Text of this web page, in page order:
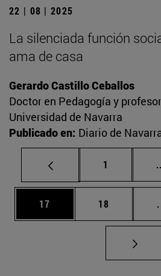
22 | 08 | 2025
La silenciada función
ama de casa
Gerardo Castillo Ceballos
Doctor en Pedagogía y
Universidad de Navarra
Publicado en: Diario de
Página
1
Página
17 Página
18